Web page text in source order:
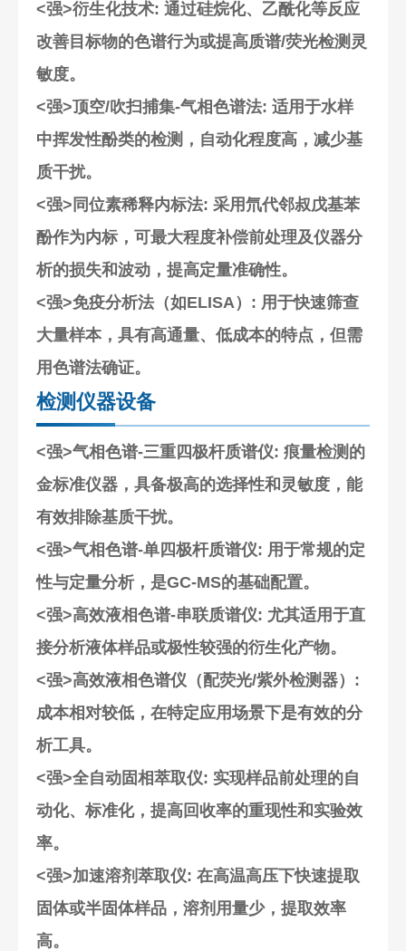
<强>衍生化技术: 通过硅烷化、乙酰化等反应
改善目标物的色谱行为或提高质谱/荧光检测灵
敏度。
<强>顶空/吹扫捕集-气相色谱法: 适用于水样
中挥发性酚类的检测，自动化程度高，减少基
质干扰。
<强>同位素稀释内标法: 采用氘代邻叔戊基苯
酚作为内标，可最大程度补偿前处理及仪器分
析的损失和波动，提高定量准确性。
<强>免疫分析法（如ELISA） : 用于快速筛查
大量样本，具有高通量、低成本的特点，但需
用色谱法确证。
检测仪器设备
<强>气相色谱-三重四极杆质谱仪: 痕量检测的
金标准仪器，具备极高的选择性和灵敏度，能
有效排除基质干扰。
<强>气相色谱-单四极杆质谱仪: 用于常规的定
性与定量分析，是GC-MS的基础配置。
<强>高效液相色谱-串联质谱仪: 尤其适用于直
接分析液体样品或极性较强的衍生化产物。
<强>高效液相色谱仪（配荧光/紫外检测器） :
成本相对较低，在特定应用场景下是有效的分
析工具。
<强>全自动固相萃取仪: 实现样品前处理的自
动化、标准化，提高回收率的重现性和实验效
率。
<强>加速溶剂萃取仪: 在高温高压下快速提取
固体或半固体样品，溶剂用量少，提取效率
高。